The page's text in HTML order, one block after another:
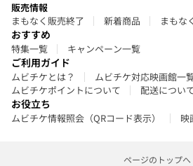
販売情報
まもなく販売終了
新着商品 まもな
おすすめ
特集一覧 キャンペーン一覧
ご利用ガイド
ムビチケとは？ ムビチケ対応映画館一
ムビチケポイントについて
配送につい
お役立ち
ムビチケ情報照会（QRコード表示） 映
ページのトップへ